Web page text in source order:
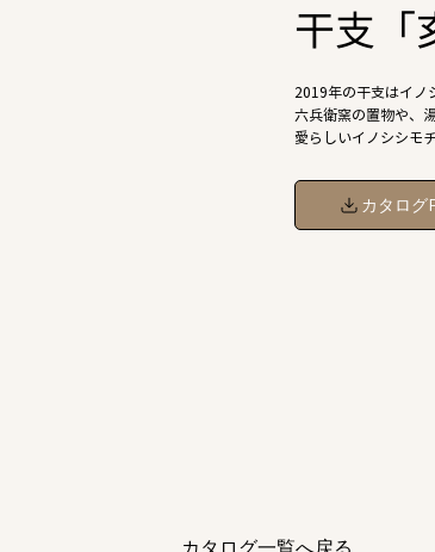
干支「
2019年の干支はイノ
六兵衛窯の置物や、
愛らしいイノシシモ
カタログ